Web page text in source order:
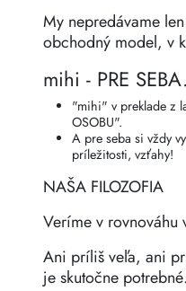
My nepredávame
obchodný model, v
mihi - PRE
"mihi" v preklade z
OSOBU".
A pre seba si vždy
príležitosti, vzťahy!
NAŠA FILOZOFIA
Veríme v rovnováhu
Ani príliš veľa, ani
je skutočne potrebné.